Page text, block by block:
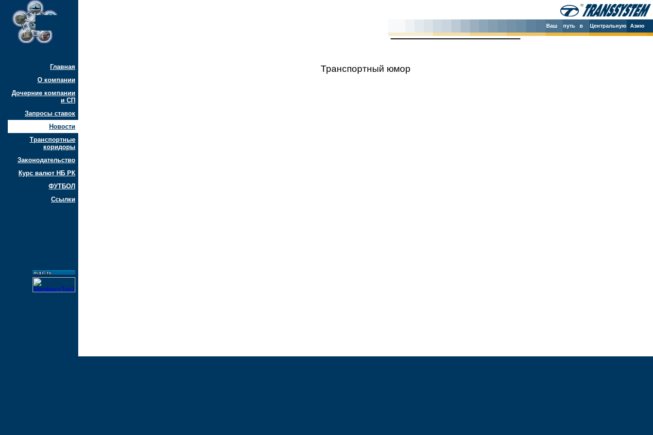
Главная
О компании
Дочерние компании
и СП
Запросы ставок
Новости
Транспортные
коридоры
Законодательство
Курс валют НБ РК
ФУТБОЛ
Ссылки
Ваш путь в Центральную Азию
Транспортный юмор